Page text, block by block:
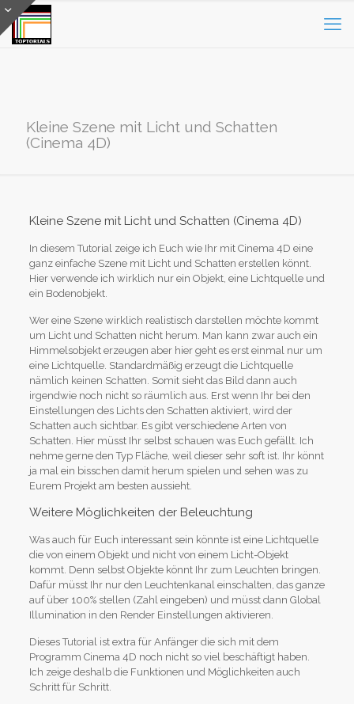
Kleine Szene mit Licht und Schatten
(Cinema 4D)
Kleine Szene mit Licht und Schatten (Cinema 4D)
In diesem Tutorial zeige ich Euch wie Ihr mit Cinema 4D eine
ganz einfache Szene mit Licht und Schatten erstellen könnt.
Hier verwende ich wirklich nur ein Objekt, eine Lichtquelle und
ein Bodenobjekt.
Wer eine Szene wirklich realistisch darstellen möchte kommt
um Licht und Schatten nicht herum. Man kann zwar auch ein
Himmelsobjekt erzeugen aber hier geht es erst einmal nur um
eine Lichtquelle. Standardmäßig erzeugt die Lichtquelle
nämlich keinen Schatten. Somit sieht das Bild dann auch
irgendwie noch nicht so räumlich aus. Erst wenn Ihr bei den
Einstellungen des Lichts den Schatten aktiviert, wird der
Schatten auch sichtbar. Es gibt verschiedene Arten von
Schatten. Hier müsst Ihr selbst schauen was Euch gefällt. Ich
nehme gerne den Typ Fläche, weil dieser sehr soft ist. Ihr könnt
ja mal ein bisschen damit herum spielen und sehen was zu
Eurem Projekt am besten aussieht.
Weitere Möglichkeiten der Beleuchtung
Was auch für Euch interessant sein könnte ist eine Lichtquelle
die von einem Objekt und nicht von einem Licht-Objekt
kommt. Denn selbst Objekte könnt Ihr zum Leuchten bringen.
Dafür müsst Ihr nur den Leuchtenkanal einschalten, das ganze
auf über 100% stellen (Zahl eingeben) und müsst dann Global
Illumination in den Render Einstellungen aktivieren.
Dieses Tutorial ist extra für Anfänger die sich mit dem
Programm Cinema 4D noch nicht so viel beschäftigt haben.
Ich zeige deshalb die Funktionen und Möglichkeiten auch
Schritt für Schritt.